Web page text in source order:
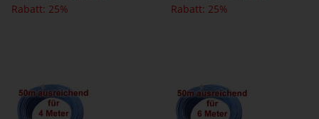
Rabatt: 25%
Rabatt: 25%